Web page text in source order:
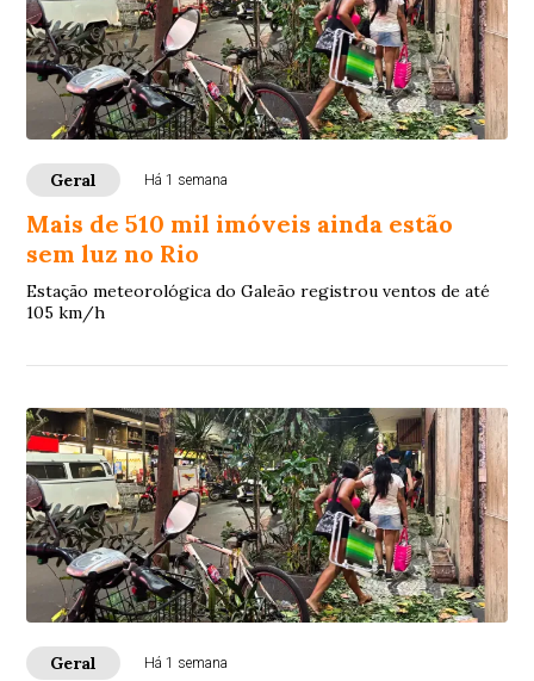
Geral Há 1 semana
Mais de 510 mil imóveis ainda estão
sem luz no Rio
Estação meteorológica do Galeão registrou ventos de até
105 km/h
Geral Há 1 semana